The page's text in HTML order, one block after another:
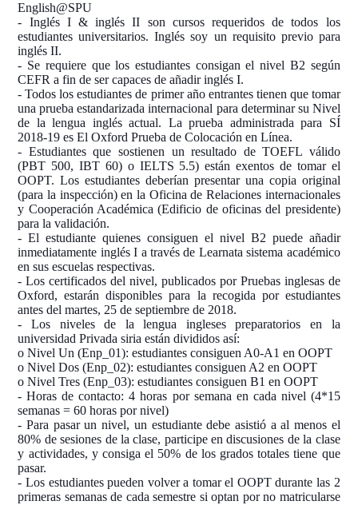
English@SPU
- Inglés I & inglés II son cursos requeridos de todos los
estudiantes universitarios. Inglés soy un requisito previo para
inglés II.
- Se requiere que los estudiantes consigan el nivel B2 según
CEFR a fin de ser capaces de añadir inglés I.
- Todos los estudiantes de primer año entrantes tienen que tomar
una prueba estandarizada internacional para determinar su Nivel
de la lengua inglés actual. La prueba administrada para SÍ
2018-19 es El Oxford Prueba de Colocación en Línea.
- Estudiantes que sostienen un resultado de TOEFL válido
(PBT 500, IBT 60) o IELTS 5.5) están exentos de tomar el
OOPT. Los estudiantes deberían presentar una copia original
(para la inspección) en la Oficina de Relaciones internacionales
y Cooperación Académica (Edificio de oficinas del presidente)
para la validación.
- El estudiante quienes consiguen el nivel B2 puede añadir
inmediatamente inglés I a través de Learnata sistema académico
en sus escuelas respectivas.
- Los certificados del nivel, publicados por Pruebas inglesas de
Oxford, estarán disponibles para la recogida por estudiantes
antes del martes, 25 de septiembre de 2018.
- Los niveles de la lengua ingleses preparatorios en la
universidad Privada siria están divididos así:
o Nivel Un (Enp_01): estudiantes consiguen A0-A1 en OOPT
o Nivel Dos (Enp_02): estudiantes consiguen A2 en OOPT
o Nivel Tres (Enp_03): estudiantes consiguen B1 en OOPT
- Horas de contacto: 4 horas por semana en cada nivel (4*15
semanas = 60 horas por nivel)
- Para pasar un nivel, un estudiante debe asistió a al menos el
80% de sesiones de la clase, participe en discusiones de la clase
y actividades, y consiga el 50% de los grados totales tiene que
pasar.
- Los estudiantes pueden volver a tomar el OOPT durante las 2
primeras semanas de cada semestre si optan por no matricularse